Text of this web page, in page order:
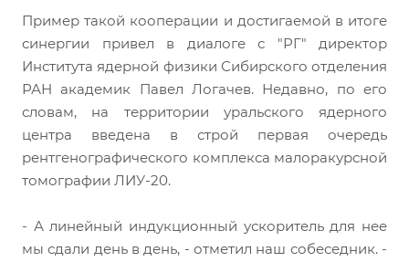
Пример такой кооперации и достигаемой в итоге
синергии привел в диалоге с "РГ" директор
Института ядерной физики Сибирского отделения
РАН академик Павел Логачев. Недавно, по его
словам, на территории уральского ядерного
центра введена в строй первая очередь
рентгенографического комплекса малоракурсной
томографии ЛИУ-20.
- А линейный индукционный ускоритель для нее
мы сдали день в день, - отметил наш собеседник. -